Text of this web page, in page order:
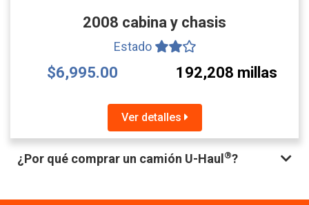
2008 cabina y chasis
Estado
$6,995.00 192,208 millas
Ver detalles
¿Por qué comprar un camión U-Haul®?